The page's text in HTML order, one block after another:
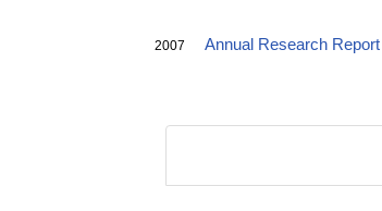
2007 Annual Research Report